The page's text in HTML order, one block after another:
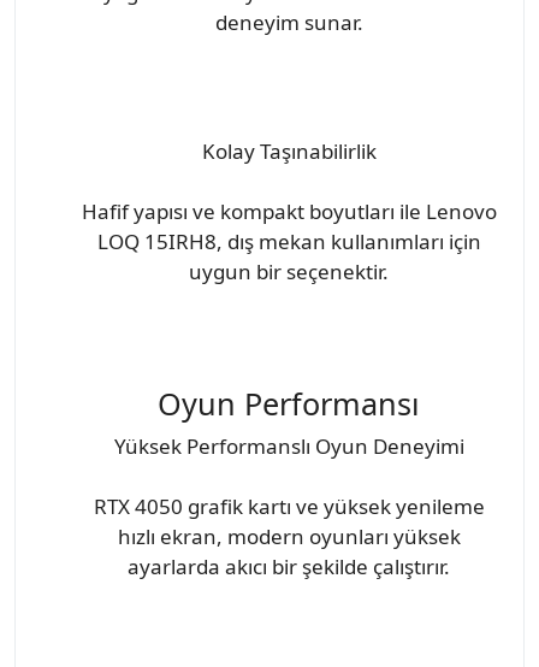
deneyim sunar.
Kolay Taşınabilirlik
Hafif yapısı ve kompakt boyutları ile Lenovo
LOQ 15IRH8, dış mekan kullanımları için
uygun bir seçenektir.
Oyun Performansı
Yüksek Performanslı Oyun Deneyimi
RTX 4050 grafik kartı ve yüksek yenileme
hızlı ekran, modern oyunları yüksek
ayarlarda akıcı bir şekilde çalıştırır.